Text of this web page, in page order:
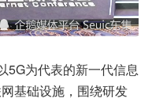
5G为代表的新一代信息
基础设施，围绕研发